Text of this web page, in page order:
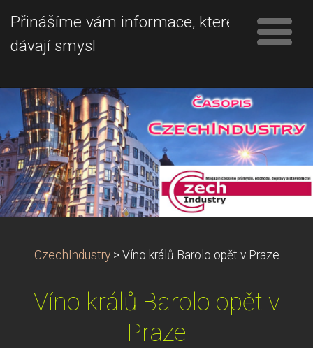
Přinášíme vám informace, které
dávají smysl
CzechIndustry > Víno králů Barolo opět v Praze
Víno králů Barolo opět v
Praze